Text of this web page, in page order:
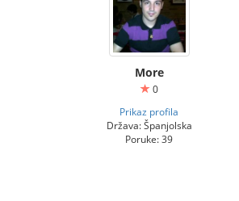
More
0
Prikaz profila
Država: Španjolska
Poruke: 39